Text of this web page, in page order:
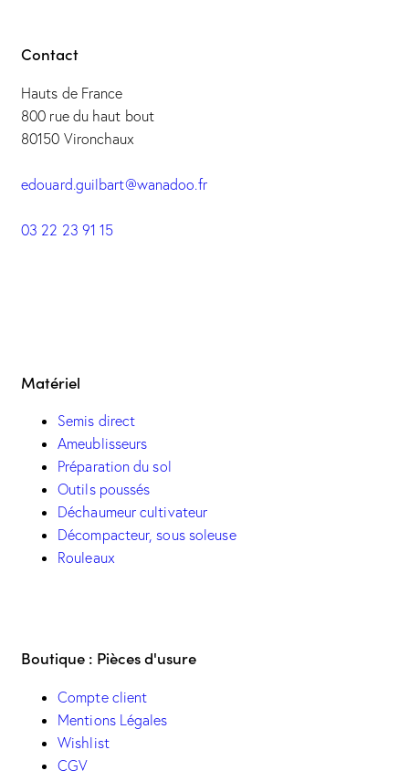
Contact
Hauts de France
800 rue du haut bout
80150 Vironchaux
edouard.guilbart@wanadoo.fr
03 22 23 91 15
Matériel
Semis direct
Ameublisseurs
Préparation du sol
Outils poussés
Déchaumeur cultivateur
Décompacteur, sous soleuse
Rouleaux
Boutique : Pièces d'usure
Compte client
Mentions Légales
Wishlist
CGV